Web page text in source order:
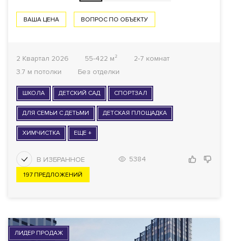
ВАША ЦЕНА ВОПРОС ПО ОБЪЕКТУ
2 Квартал 2026 55-422 м²
2-7 комнат
3.7 м потолки
Без отделки
ШКОЛА ДЕТСКИЙ САД СПОРТЗАЛ
ДЛЯ СЕМЬИ С ДЕТЬМИ ДЕТСКАЯ ПЛОЩАДКА
ХИМЧИСТКА ЕЩЕ +
5384
197 ПРЕДЛОЖЕНИЙ
ЛИДЕР ПРОДАЖ